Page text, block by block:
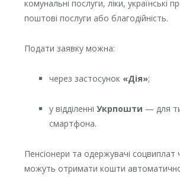
комунальні послуги, ліки, українські
поштові послуги або благодійність.
Подати заявку можна:
через застосунок «Дія»;
у відділенні Укрпошти — для
смартфона.
Пенсіонери та одержувачі соцвиплат
можуть отримати кошти